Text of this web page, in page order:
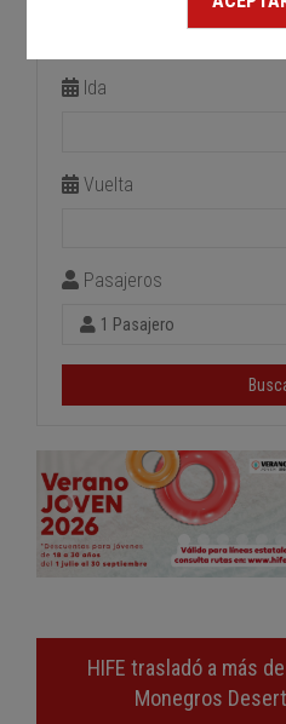
Estación de llegada
Ida
Vuelta
Pasajeros
1 Pasajero
HIFE trasladó a más
Monegros